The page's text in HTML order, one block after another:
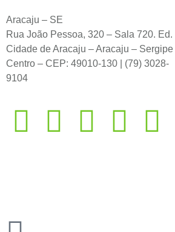
Aracaju – SE
Rua João Pessoa, 320 – Sala 720. Ed.
Cidade de Aracaju – Aracaju – Sergipe
Centro – CEP: 49010-130 | (79) 3028-
9104